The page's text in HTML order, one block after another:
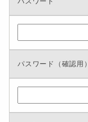
パスワード（確認用）